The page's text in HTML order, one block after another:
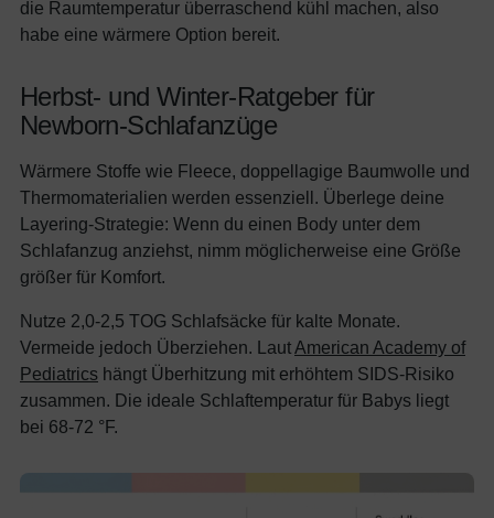
die Raumtemperatur überraschend kühl machen, also
habe eine wärmere Option bereit.
Herbst- und Winter-Ratgeber für
Newborn-Schlafanzüge
Wärmere Stoffe wie Fleece, doppellagige Baumwolle und
Thermomaterialien werden essenziell. Überlege deine
Layering-Strategie: Wenn du einen Body unter dem
Schlafanzug anziehst, nimm möglicherweise eine Größe
größer für Komfort.
Nutze 2,0-2,5 TOG Schlafsäcke für kalte Monate.
Vermeide jedoch Überziehen. LautAmerican Academy of
Pediatrics hängt Überhitzung mit erhöhtem SIDS-Risiko
zusammen. Die ideale Schlaftemperatur für Babys liegt
bei 68-72 °F.